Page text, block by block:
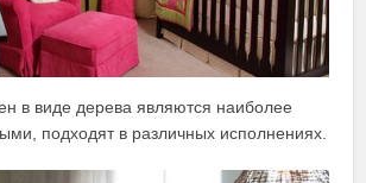
в виде дерева являются наиболее
подходят в различных исполнениях.